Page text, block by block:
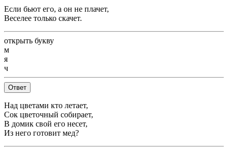
Если бьют его, а он не плачет,
Веселее только скачет.
открыть букву
м
я
ч
Ответ
Над цветами кто летает,
Сок цветочный собирает,
В домик свой его несет,
Из него готовит мед?